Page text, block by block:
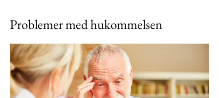
Problemer med hukommelsen